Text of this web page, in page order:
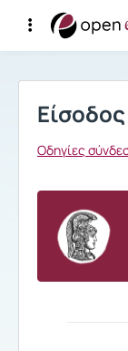
Σύνδεση
Οδηγίες